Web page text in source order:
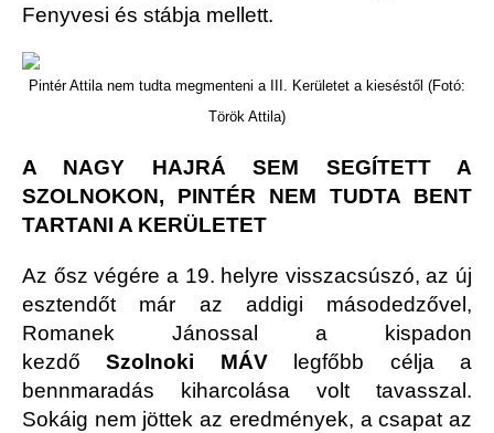
Fenyvesi és stábja mellett.
Pintér Attila nem tudta megmenteni a III. Kerületet a kieséstől (Fotó:
Török Attila)
A NAGY HAJRÁ SEM SEGÍTETT A
SZOLNOKON, PINTÉR NEM TUDTA BENT
TARTANI A KERÜLETET
Az ősz végére a 19. helyre visszacsúszó, az új
esztendőt már az addigi másodedzővel,
Romanek Jánossal a kispadon
kezdőSzolnoki MÁVlegfőbb célja a
bennmaradás kiharcolása volt tavasszal.
Sokáig nem jöttek az eredmények, a csapat az